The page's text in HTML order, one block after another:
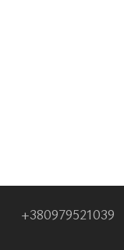
+380979521039